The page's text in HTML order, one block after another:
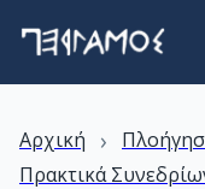
Αρχική ›
Πρακτικά